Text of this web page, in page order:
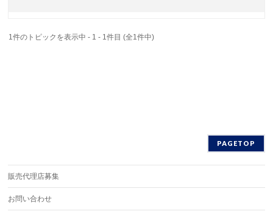
1件のトピックを表示中 - 1 - 1件目 (全1件中)
PAGETOP
販売代理店募集
お問い合わせ